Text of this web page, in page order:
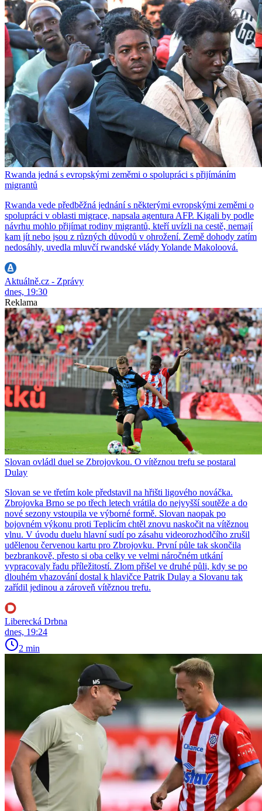
Rwanda jedná s evropskými zeměmi o spolupráci s přijímáním
migrantů
Rwanda vede předběžná jednání s některými evropskými zeměmi o
spolupráci v oblasti migrace, napsala agentura AFP. Kigali by podle
návrhu mohlo přijímat rodiny migrantů, kteří uvízli na cestě, nemají
kam jít nebo jsou z různých důvodů v ohrožení. Země dohody zatím
nedosáhly, uvedla mluvčí rwandské vlády Yolande Makoloová.
Aktuálně.cz - Zprávy
dnes, 19:30
Reklama
Slovan ovládl duel se Zbrojovkou. O vítěznou trefu se postaral
Dulay
Slovan se ve třetím kole představil na hřišti ligového nováčka.
Zbrojovka Brno se po třech letech vrátila do nejvyšší soutěže a do
nové sezony vstoupila ve výborné formě. Slovan naopak po
bojovném výkonu proti Teplicím chtěl znovu naskočit na vítěznou
vlnu. V úvodu duelu hlavní sudí po zásahu videorozhodčího zrušil
udělenou červenou kartu pro Zbrojovku. První půle tak skončila
bezbrankově, přesto si oba celky ve velmi náročném utkání
vypracovaly řadu příležitostí. Zlom přišel ve druhé půli, kdy se po
dlouhém vhazování dostal k hlavičce Patrik Dulay a Slovanu tak
zařídil jedinou a zároveň vítěznou trefu.
Liberecká Drbna
dnes, 19:24
2 min